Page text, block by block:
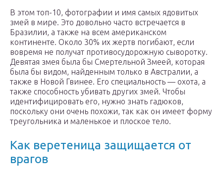
В этом топ-10, фотографии и имя самых ядовитых
змей в мире. Это довольно часто встречается в
Бразилии, а также на всем американском
континенте. Около 30% их жертв погибают, если
вовремя не получат противосудорожную сыворотку.
Девятая змея была бы Смертельной Змеей, которая
была бы видом, найденным только в Австралии, а
также в Новой Гвинее. Его специальность — охота, а
также способность убивать других змей. Чтобы
идентифицировать его, нужно знать гадюков,
поскольку они очень похожи, так как он имеет форму
треугольника и маленькое и плоское тело.
Как веретеница защищается от
врагов